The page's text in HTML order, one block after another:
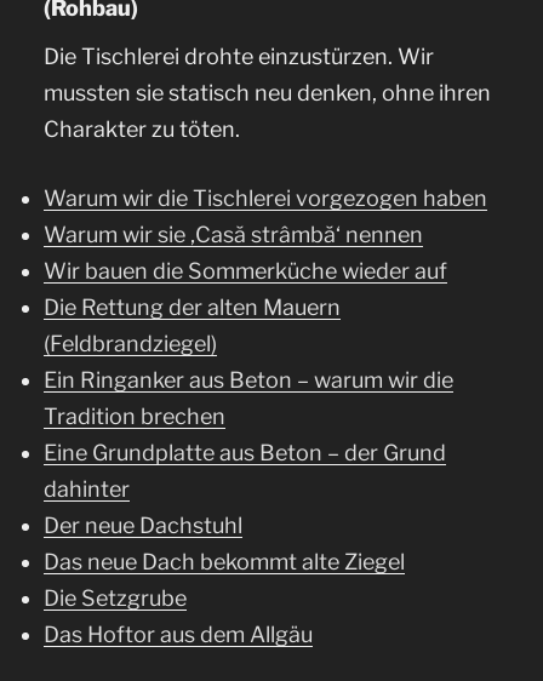
(Rohbau)
Die Tischlerei drohte einzustürzen. Wir
mussten sie statisch neu denken, ohne ihren
Charakter zu töten.
Warum wir die Tischlerei vorgezogen haben
Warum wir sie ‚Casă strâmbă‘ nennen
Wir bauen die Sommerküche wieder auf
Die Rettung der alten Mauern
(Feldbrandziegel)
Ein Ringanker aus Beton – warum wir die
Tradition brechen
Eine Grundplatte aus Beton – der Grund
dahinter
Der neue Dachstuhl
Das neue Dach bekommt alte Ziegel
Die Setzgrube
Das Hoftor aus dem Allgäu